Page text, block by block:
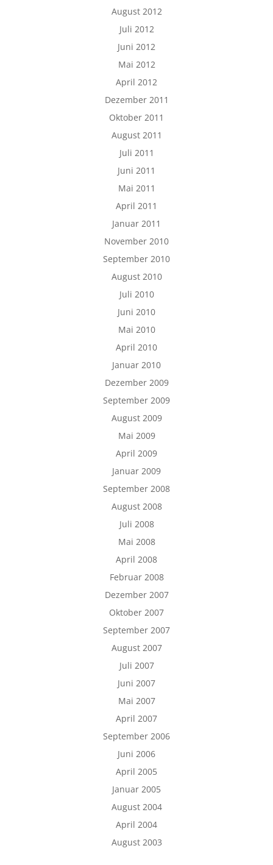
August 2012
Juli 2012
Juni 2012
Mai 2012
April 2012
Dezember 2011
Oktober 2011
August 2011
Juli 2011
Juni 2011
Mai 2011
April 2011
Januar 2011
November 2010
September 2010
August 2010
Juli 2010
Juni 2010
Mai 2010
April 2010
Januar 2010
Dezember 2009
September 2009
August 2009
Mai 2009
April 2009
Januar 2009
September 2008
August 2008
Juli 2008
Mai 2008
April 2008
Februar 2008
Dezember 2007
Oktober 2007
September 2007
August 2007
Juli 2007
Juni 2007
Mai 2007
April 2007
September 2006
Juni 2006
April 2005
Januar 2005
August 2004
April 2004
August 2003